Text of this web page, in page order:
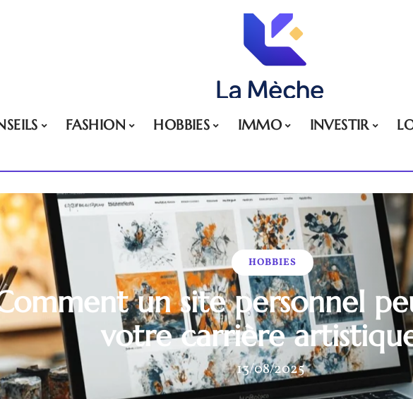
FASHION HOBBIES IMMO INVESTIR
HOBBIES
un site personnel
votre carrière
13/08/2025